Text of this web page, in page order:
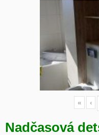
« ‹
Nadčasová